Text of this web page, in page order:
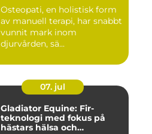
Osteopati, en holistisk form
av manuell terapi, har snabbt
vunnit mark inom
djurvården, sä...
07. jul
Gladiator Equine: Fir-
teknologi med fokus på
hästars hälsa och